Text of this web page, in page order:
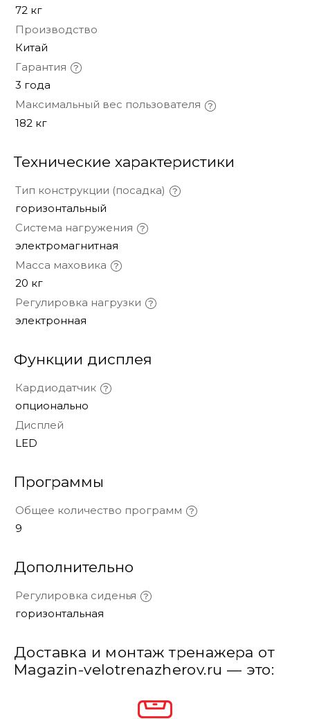
72 кг
Производство
Китай
Гарантия
3 года
Максимальный вес пользователя
182 кг
Технические характеристики
Тип конструкции (посадка)
горизонтальный
Система нагружения
электромагнитная
Масса маховика
20 кг
Регулировка нагрузки
электронная
Функции дисплея
Кардиодатчик
опционально
Дисплей
LED
Программы
Общее количество программ
9
Дополнительно
Регулировка сиденья
горизонтальная
Доставка и монтаж тренажера от
Magazin-velotrenazherov.ru — это: